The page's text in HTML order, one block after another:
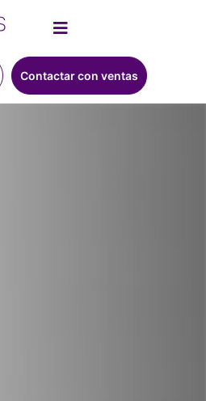
Contactar con ventas